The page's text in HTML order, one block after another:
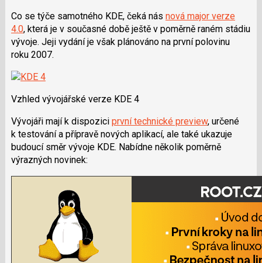
Co se týče samotného KDE, čeká nás nová major verze
4.0, která je v současné době ještě v poměrně raném stádiu
vývoje. Jeji vydání je však plánováno na první polovinu
roku 2007.
Vzhled vývojářské verze KDE 4
Vývojáři mají k dispozici první technické preview, určené
k testování a přípravě nových aplikací, ale také ukazuje
budoucí směr vývoje KDE. Nabídne několik poměrně
výrazných novinek: